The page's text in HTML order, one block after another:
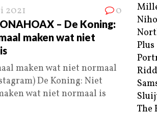
2021 0
– De Koning:
maken wat niet
maken wat niet normaal
De Koning: Niet
wat niet normaal is
Plus
The